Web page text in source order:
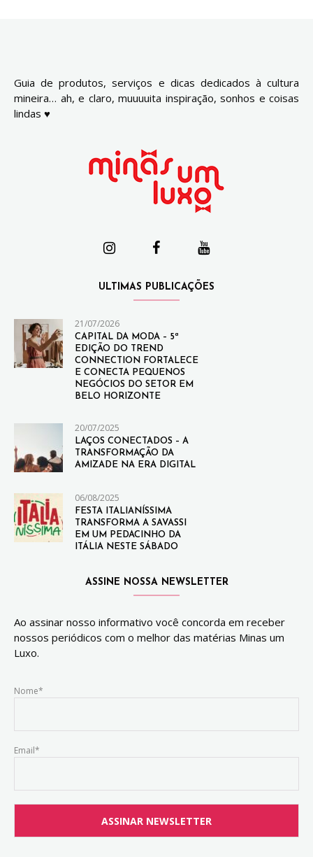
Guia de produtos, serviços e dicas dedicados à cultura
mineira… ah, e claro, muuuuita inspiração, sonhos e coisas
lindas ♥
ULTIMAS PUBLICAÇÕES
21/07/2026
CAPITAL DA MODA – 5ª
EDIÇÃO DO TREND
CONNECTION FORTALECE
E CONECTA PEQUENOS
NEGÓCIOS DO SETOR EM
BELO HORIZONTE
20/07/2025
LAÇOS CONECTADOS – A
TRANSFORMAÇÃO DA
AMIZADE NA ERA DIGITAL
06/08/2025
FESTA ITALIANÍSSIMA
TRANSFORMA A SAVASSI
EM UM PEDACINHO DA
ITÁLIA NESTE SÁBADO
ASSINE NOSSA NEWSLETTER
Ao assinar nosso informativo você concorda em receber
nossos periódicos com o melhor das matérias Minas um
Luxo.
Nome*
Email*